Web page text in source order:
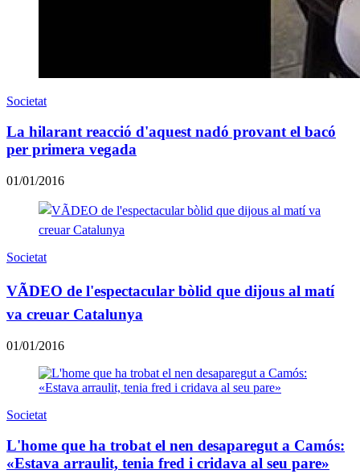
Societat
La hilarant reacció d'aquest nadó provant el bacó
per primera vegada
01/01/2016
Societat
VÃDEO de l'espectacular bòlid que dijous al matí
va creuar Catalunya
01/01/2016
Societat
L'home que ha trobat el nen desaparegut a Camós:
«Estava arraulit, tenia fred i cridava al seu pare»